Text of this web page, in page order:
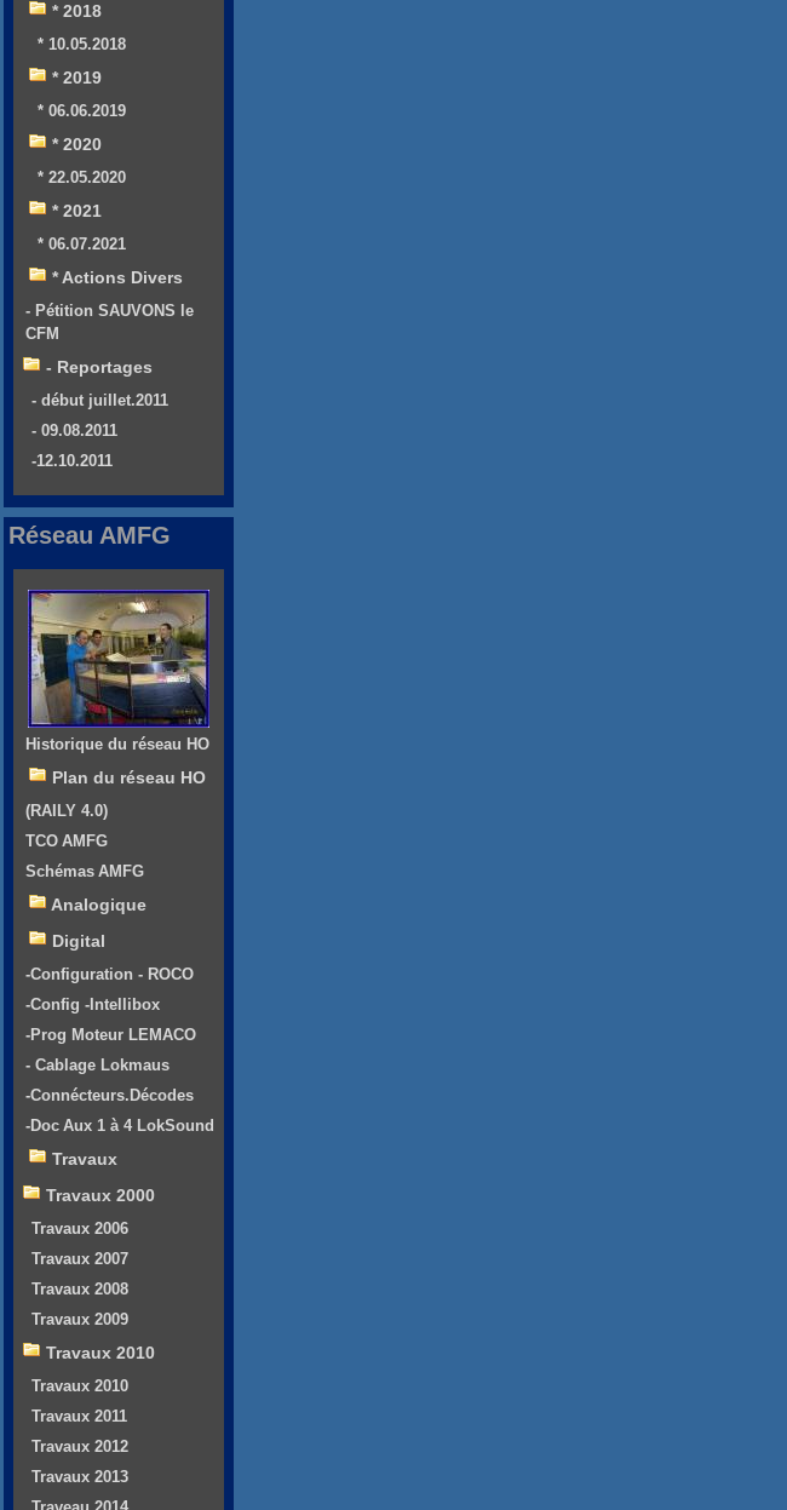
* 2018
* 10.05.2018
* 2019
* 06.06.2019
* 2020
* 22.05.2020
* 2021
* 06.07.2021
* Actions Divers
- Pétition SAUVONS le
CFM
- Reportages
- début juillet.2011
- 09.08.2011
-12.10.2011
Réseau AMFG
Historique du réseau HO
Plan du réseau HO
(RAILY 4.0)
TCO AMFG
Schémas AMFG
Analogique
Digital
-Configuration - ROCO
-Config -Intellibox
-Prog Moteur LEMACO
- Cablage Lokmaus
-Connécteurs.Décodes
-Doc Aux 1 à 4 LokSound
Travaux
Travaux 2000
Travaux 2006
Travaux 2007
Travaux 2008
Travaux 2009
Travaux 2010
Travaux 2010
Travaux 2011
Travaux 2012
Travaux 2013